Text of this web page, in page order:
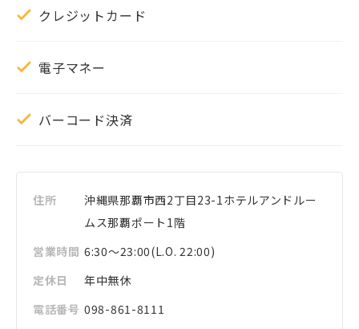
クレジットカード
電子マネー
バーコード決済
住所 沖縄県那覇市西2丁目23-1ホテルアンドルー
ムス那覇ポート1階
営業時間 6:30～23:00(L.O. 22:00)
定休日
年中無休
電話番号 098-861-8111